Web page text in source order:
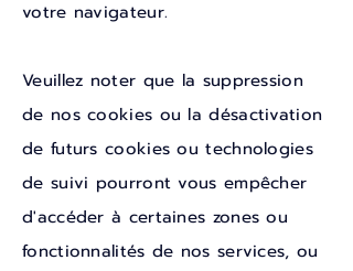
votre navigateur.
Veuillez noter que la suppression
de nos cookies ou la désactivation
de futurs cookies ou technologies
de suivi pourront vous empêcher
d'accéder à certaines zones ou
fonctionnalités de nos services, ou